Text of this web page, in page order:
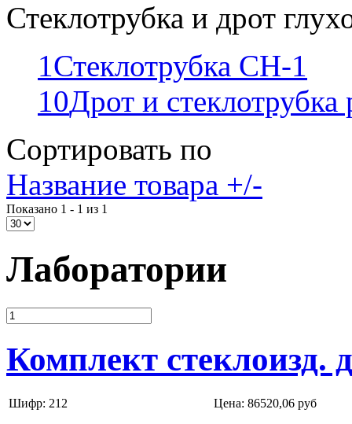
Стеклотрубка и дрот
1Стеклотрубка СН-1
10Дрот и
Сортировать по
Название товара +/-
Показано 1 - 1 из 1
Лаборатории
Комплект
Шифр: 212 Цена: 86520,06 руб